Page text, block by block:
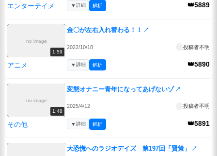
👑5889
▼詳細 解析
no image
1:59
金〇が左右入れ替わる！！ ↗
2022/10/18 投稿者不明
アニメ 👑5890
▼詳細 解析
no image
1:48
変態オナニー青年になってあげないゾ ↗
2025/4/12 投稿者不明
その他 👑5891
▼詳細 解析
大恐慌へのラジオデイズ 第197回「賢策」 ↗